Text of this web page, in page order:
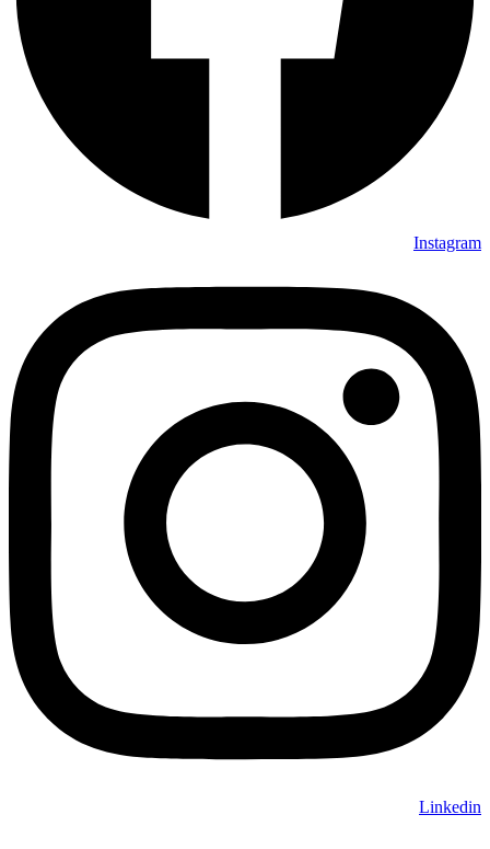
Instagram
Linkedin